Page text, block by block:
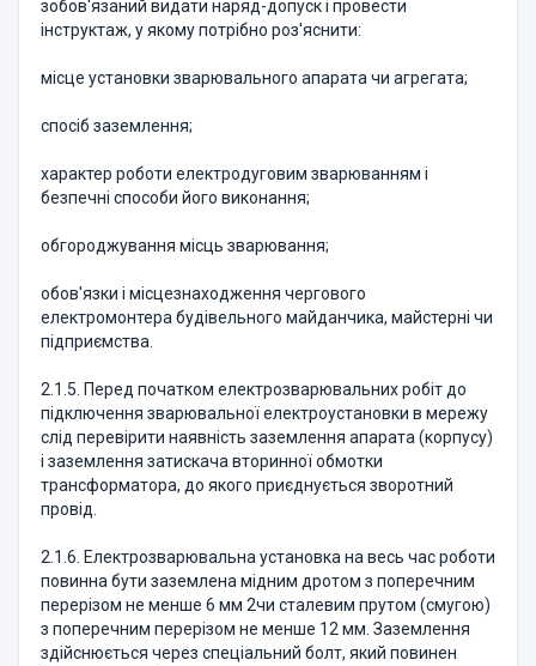
зобов'язаний видати наряд-допуск і провести
інструктаж, у якому потрібно роз'яснити:
місце установки зварювального апарата чи агрегата;
спосіб заземлення;
характер роботи електродуговим зварюванням і
безпечні способи його виконання;
обгороджування місць зварювання;
обов'язки і місцезнаходження чергового
електромонтера будівельного майданчика, майстерні чи
підприємства.
2.1.5. Перед початком електрозварювальних робіт до
підключення зварювальної електроустановки в мережу
слід перевірити наявність заземлення апарата (корпусу)
і заземлення затискача вторинної обмотки
трансформатора, до якого приєднується зворотний
провід.
2.1.6. Електрозварювальна установка на весь час роботи
повинна бути заземлена мідним дротом з поперечним
перерізом не менше 6 мм 2чи сталевим прутом (смугою)
з поперечним перерізом не менше 12 мм. Заземлення
здійснюється через спеціальний болт, який повинен